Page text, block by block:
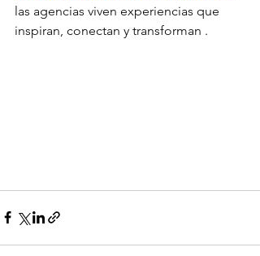
las agencias viven experiencias que
inspiran, conectan y transforman .